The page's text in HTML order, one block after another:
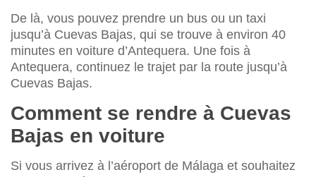
De là, vous pouvez prendre un bus ou un taxi
jusqu’à Cuevas Bajas, qui se trouve à environ 40
minutes en voiture d’Antequera. Une fois à
Antequera, continuez le trajet par la route jusqu’à
Cuevas Bajas.
Comment se rendre à Cuevas
Bajas en voiture
Si vous arrivez à l’aéroport de Málaga et souhaitez